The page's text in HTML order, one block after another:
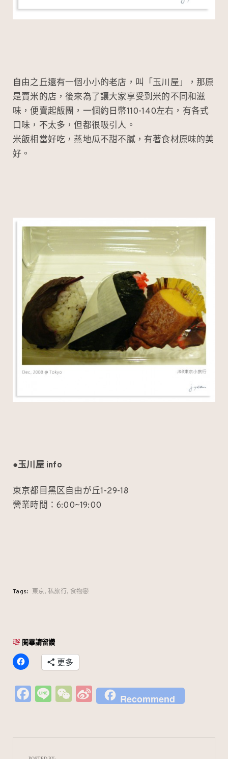
自由之丘還有一個小小的老店，叫「玉川屋」，那原
是賣米的店，後來為了讓大家享受到米的不同和滋
味，便賣起飯團，一個約日幣110-140左右，有各式
口味，不太多，但都很吸引人。
米飯相當好吃，蒸地瓜不甜不膩，有著食材原味的美
好。
●玉川屋 info
東京都目黑区自由が丘1-29-18
營業時間：6:00~19:00
Tags: 東京 私旅行 食物戀
閱畢請留讚
更多
Fa Li W Si
n
Recommend